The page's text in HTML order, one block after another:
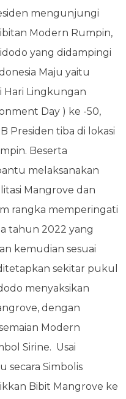
mengunjungi
Modern Rumpin,
yang didampingi
Maju yaitu
Hari Lingkungan
Day ) ke -50,
Presiden tiba di lokasi
Beserta
melaksanakan
Mangrove dan
rangka memperingati
tahun 2022 yang
kemudian sesuai
sekitar pukul
menyaksikan
dengan
Modern
Sirine. Usai
secara Simbolis
Bibit Mangrove ke